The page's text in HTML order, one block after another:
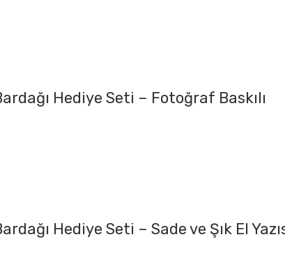
Hediye Seti – Fotoğraf Baskılı
Hediye Seti – Sade ve Şık El